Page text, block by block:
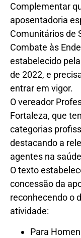
Complementar
aposentadoria
Comunitários de
Combate às
estabelecido
de 2022, e
entrar em vigor.
O vereador
Fortaleza, que
categorias
destacando a
agentes na
O texto
concessão da
reconhecendo o
atividade:
Para